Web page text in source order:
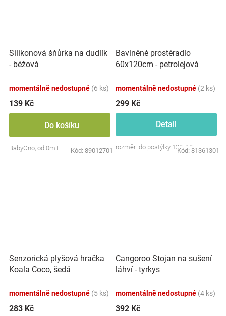
Silikonová šňůrka na dudlík
- béžová
momentálně nedostupné (6 ks)
139 Kč
Do košíku
BabyOno, od 0m+ Kód: 89012701
Bavlněné prostěradlo
60x120cm - petrolejová
momentálně nedostupné (2 ks)
299 Kč
Detail
rozměr: do postýlky 120x60cm
Kód: 81361301
Senzorická plyšová hračka
Koala Coco, šedá
momentálně nedostupné (5 ks)
283 Kč
Cangoroo Stojan na sušení
láhví - tyrkys
momentálně nedostupné (4 ks)
392 Kč